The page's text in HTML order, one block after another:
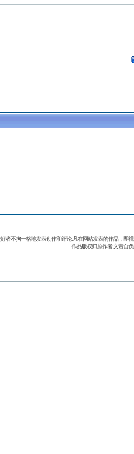
者不拘一格地发表创作和评论.凡在网站发表的作品，即
作品版权归原作者.文责自